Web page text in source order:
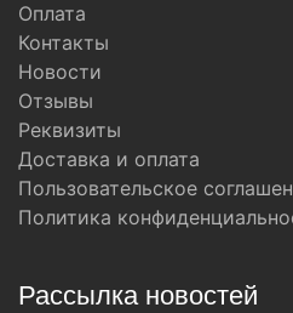
Оплата
Контакты
Новости
Отзывы
Реквизиты
Доставка и оплата
Пользовательское
Политика
Рассылка новостей